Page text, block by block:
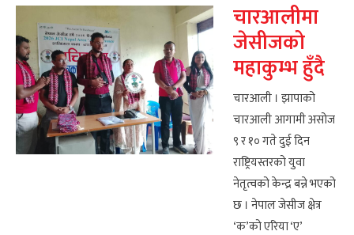
चारआलीमा
जेसीजको
महाकुम्भ हुँदै
चारआली । झापाको
चारआली आगामी असोज
९ र १० गते दुई दिन
राष्ट्रियस्तरको युवा
नेतृत्वको केन्द्र बन्ने भएको
छ । नेपाल जेसीज क्षेत्र
‘क’को एरिया ‘ए’